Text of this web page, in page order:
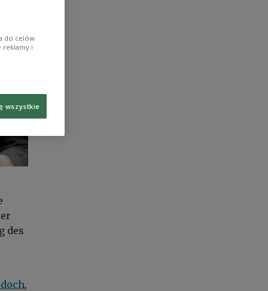
des
,
do celów
reklamy i
wszystkie